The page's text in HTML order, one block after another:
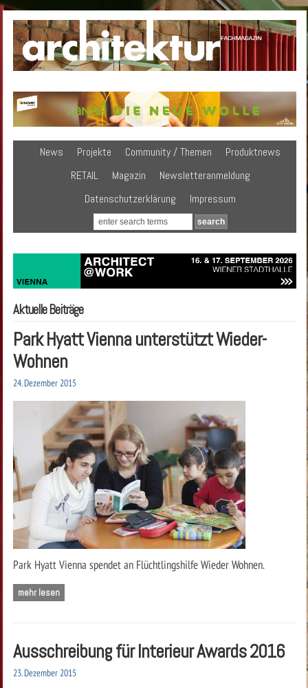
News Projekte Community / Themen
Produktnews
RETAIL
Magazin
Newsletteranmeldung
Datenschutzerklärung
Impressum
Aktuelle Beiträge
Park Hyatt Vienna unterstützt Wieder-
Wohnen
24. Dezember 2015
Park Hyatt Vienna spendet an Flüchtlingshilfe Wieder Wohnen.
mehr lesen
Ausschreibung für Interieur Awards 2016
23. Dezember 2015